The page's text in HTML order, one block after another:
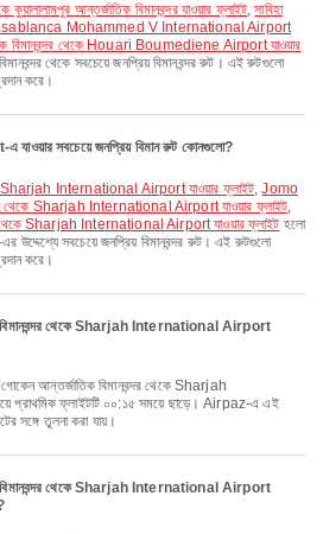
কুয়ালালামপুর আন্তর্জাতিক বিমানবন্দর যাওয়ার ফ্লাইট,সাবিহা
Casablanca Mohammed V International Airport
বিমানবন্দর থেকে Houari Boumediene Airport যাওয়ার
থেকে সবচেয়ে জনপ্রিয় বিমানবন্দর রুট। এই রুটগুলো
করে।
সবচেয়ে জনপ্রিয় বিমান রুট কোনগুলো?
Sharjah International Airport যাওয়ার ফ্লাইট,Jomo
Sharjah International Airport যাওয়ার ফ্লাইট,
থেকে Sharjah International Airport যাওয়ার ফ্লাইট হলো
সবচেয়ে জনপ্রিয় বিমানবন্দর রুট। এই রুটগুলো
করে।
বিমানবন্দর থেকে Sharjah International Airport
প্রাথমিক ফ্লাইটটি ০০:১৫ সময়ে ছাড়ে। Airpaz-এ এই
সঙ্গে তুলনা করা যায়।
বিমানবন্দর থেকে Sharjah International Airport